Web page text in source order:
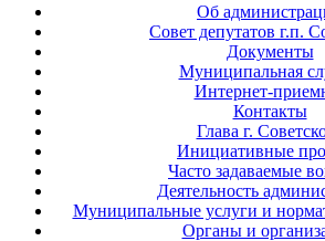
Об
Совет депутатов г.п.
Документы
Муниципальная
Интернет-
Контакты
Глава г.
Инициативные
Часто задаваемые
Деятельность
Муниципальные услуги и
Органы и